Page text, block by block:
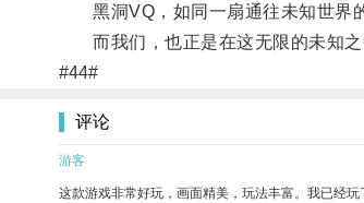
黑洞VQ，如同一扇通往未知世界的
而我们，也正是在这无限的未知之
#44#
评论
游客
这款游戏非常好玩，画面精美，玩法丰富。我已经玩